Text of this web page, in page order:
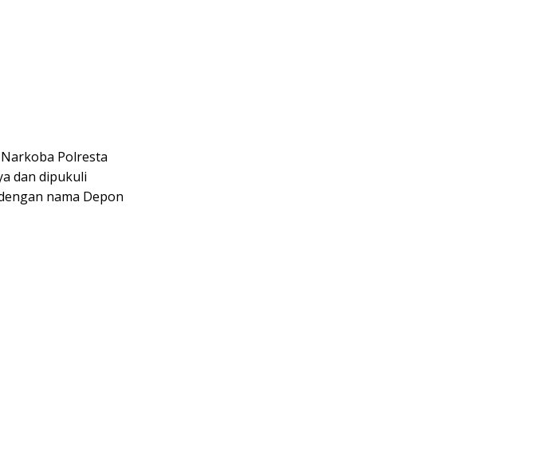
Polresta
dan dipukuli
nama Depon